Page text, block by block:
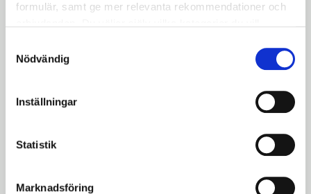
formulär, samt ge mer relevanta rekommendationer och
Nödvändig
Inställningar
Statistik
Marknadsföring
Växelöra GH-014 Union. Montering: Från
utsidan, ingen gänga i ram eller växelöra.